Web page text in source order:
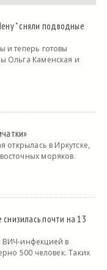
" сняли подводные
и теперь готовы
Ольга Каменская и
открылась в Иркутске,
моряков.
почти на 13
ВИЧ-инфекцией в
500 человек. Таких